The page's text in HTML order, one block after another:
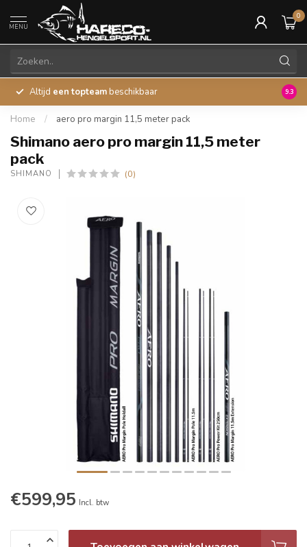
MENU
0
Altijd een topteam beschikbaar 45
9.3
Home / aero pro margin 11,5 meter pack
Shimano aero pro margin 11,5 meter
pack
SHIMANO (0)
€599,95 Incl. btw